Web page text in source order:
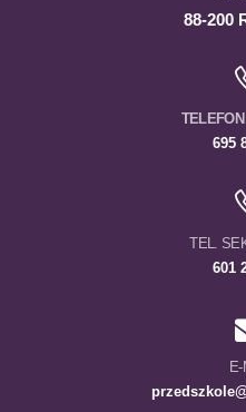
88-200
695
TEL.
601
E-